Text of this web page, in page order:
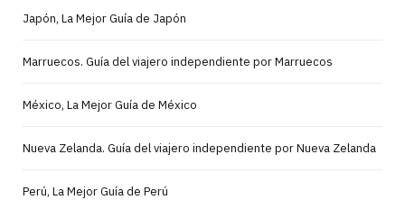
Japón, La Mejor Guía de Japón
Marruecos. Guía del viajero independiente por Marruecos
México, La Mejor Guía de México
Nueva Zelanda. Guía del viajero independiente por Nueva Zelanda
Perú, La Mejor Guía de Perú